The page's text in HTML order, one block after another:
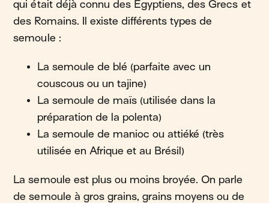
qui était déjà connu des Égyptiens, des Grecs et
des Romains. Il existe différents types de
semoule :
La semoule de blé (parfaite avec un
couscous ou un tajine)
La semoule de maïs (utilisée dans la
préparation de la polenta)
La semoule de manioc ou attiéké (très
utilisée en Afrique et au Brésil)
La semoule est plus ou moins broyée. On parle
de semoule à gros grains, grains moyens ou de